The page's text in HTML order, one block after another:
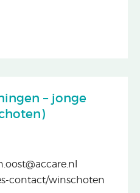
– jonge
contact/winschoten